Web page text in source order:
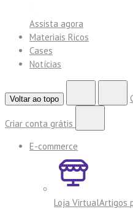
Assista agora
Materiais Ricos
Cases
Notícias
Voltar ao topo
Criar conta grátis
E-commerce
Loja VirtualArtigos